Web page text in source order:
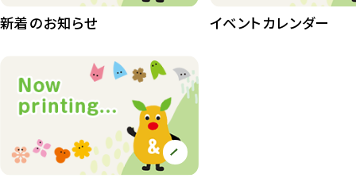
植物園長の庭
桜情報
紅葉情報
ズーボ
新着のお知らせ イベントカレンダー